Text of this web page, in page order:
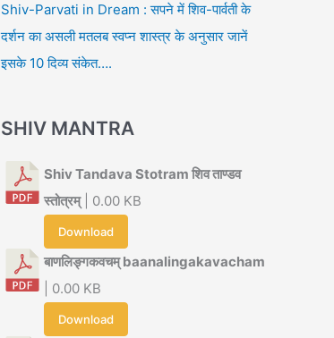
Shiv-Parvati in Dream : सपने में शिव-पार्वती के
दर्शन का असली मतलब स्वप्न शास्त्र के अनुसार जानें
इसके 10 दिव्य संकेत….
SHIV MANTRA
Shiv Tandava Stotram शिव ताण्डव
स्तोत्रम्| 0.00 KB
Download
बाणलिङ्गकवचम् baanalingakavacham
| 0.00 KB
Download